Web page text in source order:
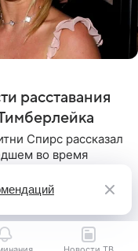
расставания
Спирс рассказал
во время
площадке. По